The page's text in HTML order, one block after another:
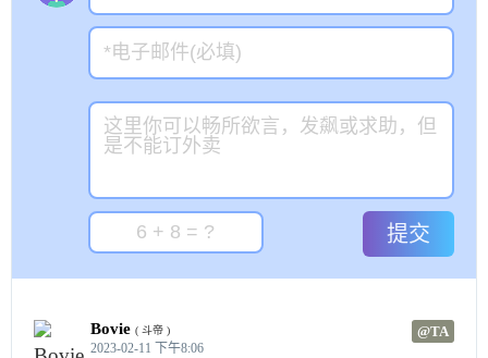
提交
Bovie @TA
( 斗帝 )
2023-02-11 下午8:06